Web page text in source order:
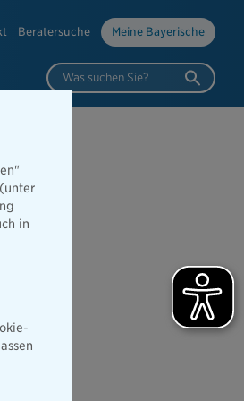
Beratersuche Meine Bayerische
Was suchen Sie?
in